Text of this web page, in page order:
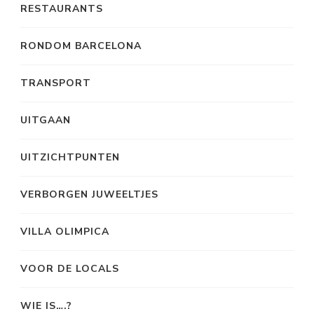
RESTAURANTS
RONDOM BARCELONA
TRANSPORT
UITGAAN
UITZICHTPUNTEN
VERBORGEN JUWEELTJES
VILLA OLIMPICA
VOOR DE LOCALS
WIE IS….?